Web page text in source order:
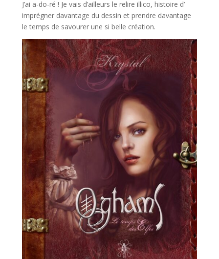
J’ai a-do-ré ! Je vais d’ailleurs le relire illico, histoire d’
imprégner davantage du dessin et prendre davantage
le temps de savourer une si belle création.